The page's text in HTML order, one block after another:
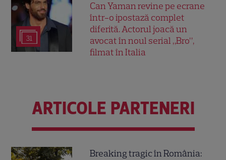
31
Can Yaman revine pe ecrane
într-o ipostază complet
diferită. Actorul joacă un
avocat în noul serial „Bro”,
filmat în Italia
ARTICOLE PARTENERI
Breaking tragic în România: